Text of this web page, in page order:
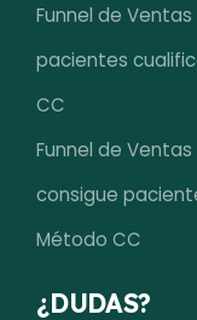
Funnel de
pacientes
CC
Funnel de
consigue
Método CC
¿DUDAS?